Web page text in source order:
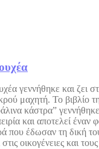
γεννήθηκε και ζει
μαχητή. Το βιβλίο
κάστρα”
και αποτελεί έναν
που έδωσαν τη δική
οικογένειες και